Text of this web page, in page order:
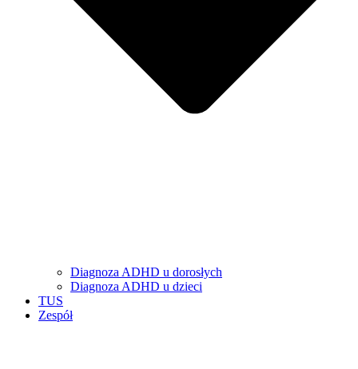
Diagnoza ADHD u dorosłych
Diagnoza ADHD u dzieci
TUS
Zespół